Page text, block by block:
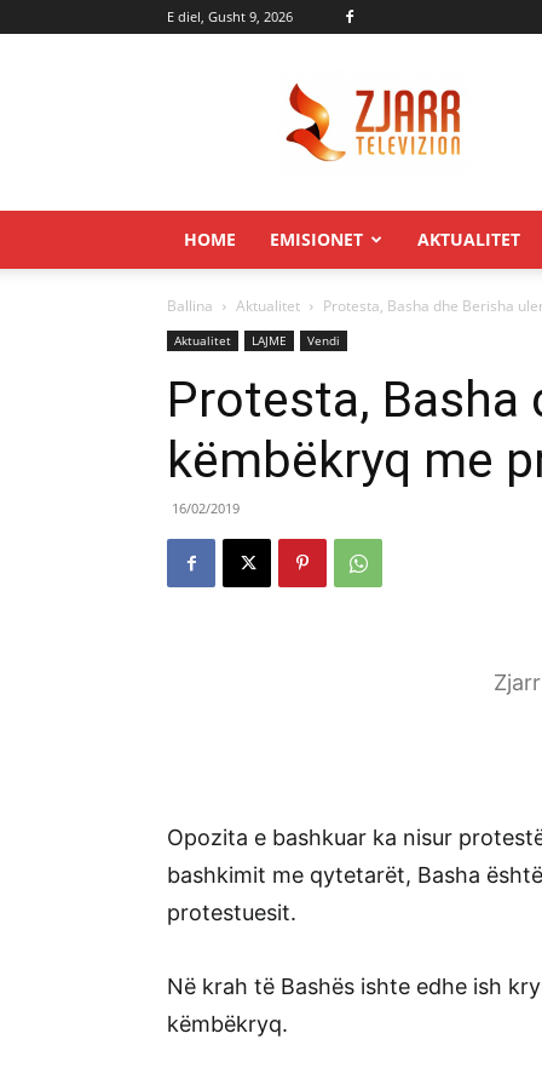
E diel, Gusht 9, 2026
HOME EMISIONET AKTUALITET
Ballina Aktualitet Protesta, Basha dhe Berisha
Aktualitet LAJME Vendi
Protesta, Basha
këmbëkryq me
16/02/2019
Opozita e bashkuar ka nisur
bashkimit me qytetarët, Basha
protestuesit.
Në krah të Bashës ishte edhe ish
këmbëkryq.